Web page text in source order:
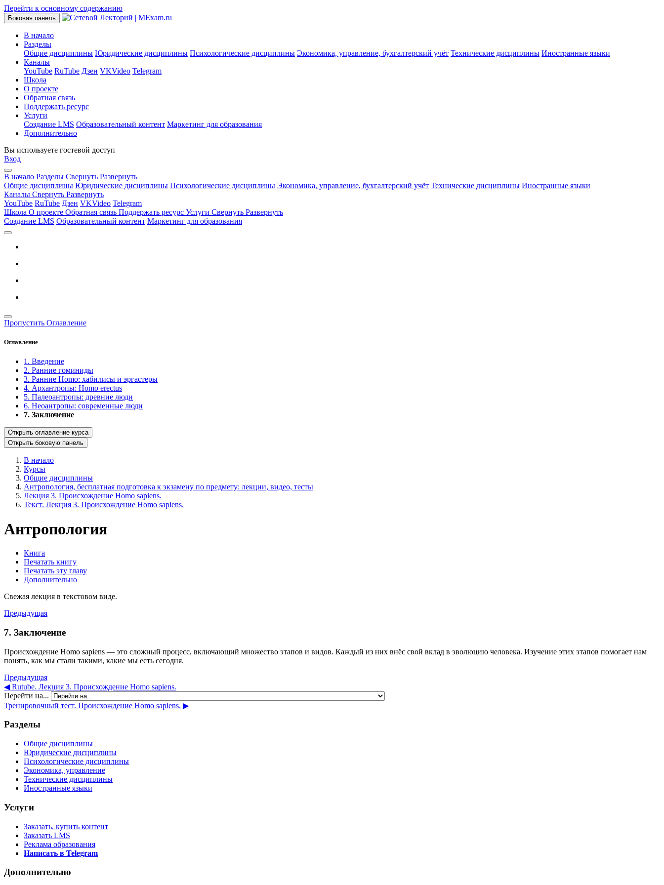
Перейти к основному содержанию
Боковая панель
В начало
Разделы
Общие дисциплины Юридические дисциплины Психологические дисциплины Экономика, управление, бухгалтерский учёт Технические дисциплины Иностранные языки
Каналы
YouTube RuTube Дзен VKVideo Telegram
Школа
О проекте
Обратная связь
Поддержать ресурс
Услуги
Создание LMS Образовательный контент Маркетинг для образования
Дополнительно
Вы используете гостевой доступ
Вход
В начало Разделы Свернуть Развернуть
Общие дисциплины Юридические дисциплины Психологические дисциплины Экономика, управление, бухгалтерский учёт Технические дисциплины Иностранные языки
Каналы Свернуть Развернуть
YouTube RuTube Дзен VKVideo Telegram
Школа О проекте Обратная связь Поддержать ресурс Услуги Свернуть Развернуть
Создание LMS Образовательный контент Маркетинг для образования
Пропустить Оглавление
Оглавление
1. Введение
2. Ранние гоминиды
3. Ранние Homo: хабилисы и эргастеры
4. Архантропы: Homo erectus
5. Палеоантропы: древние люди
6. Неоантропы: современные люди
7. Заключение
Открыть оглавление курса
Открыть боковую панель
В начало
Курсы
Общие дисциплины
Антропология, бесплатная подготовка к экзамену по предмету: лекции, видео, тесты
Лекция 3. Происхождение Homo sapiens.
Текст. Лекция 3. Происхождение Homo sapiens.
Антропология
Книга
Печатать книгу
Печатать эту главу
Дополнительно
Свежая лекция в текстовом виде.
Предыдущая
7. Заключение
Происхождение Homo sapiens — это сложный процесс, включающий множество этапов и видов. Каждый из них внёс свой вклад в эволюцию человека. Изучение этих этапов помогает нам
понять, как мы стали такими, какие мы есть сегодня.
Предыдущая
◀︎ Rutube. Лекция 3. Происхождение Homo sapiens.
Перейти на...
Тренировочный тест. Происхождение Homo sapiens. ▶︎
Разделы
Общие дисциплины
Юридические дисциплины
Психологические дисциплины
Экономика, управление
Технические дисциплины
Иностранные языки
Услуги
Заказать, купить контент
Заказать LMS
Реклама образования
Написать в Telegram
Дополнительно